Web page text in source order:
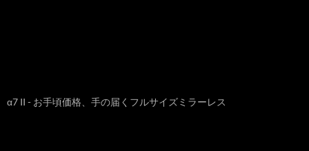
α7 II - お手頃価格、手の届くフルサイズミラーレス